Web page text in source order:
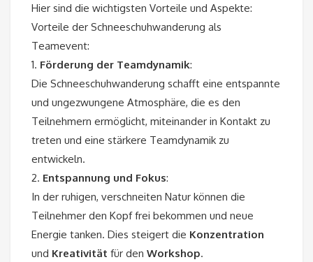
Hier sind die wichtigsten Vorteile und Aspekte:
Vorteile der Schneeschuhwanderung als
Teamevent:
1. Förderung der Teamdynamik:
Die Schneeschuhwanderung schafft eine entspannte
und ungezwungene Atmosphäre, die es den
Teilnehmern ermöglicht, miteinander in Kontakt zu
treten und eine stärkere Teamdynamik zu
entwickeln.
2. Entspannung und Fokus:
In der ruhigen, verschneiten Natur können die
Teilnehmer den Kopf frei bekommen und neue
Energie tanken. Dies steigert die Konzentration
und Kreativität für den Workshop.